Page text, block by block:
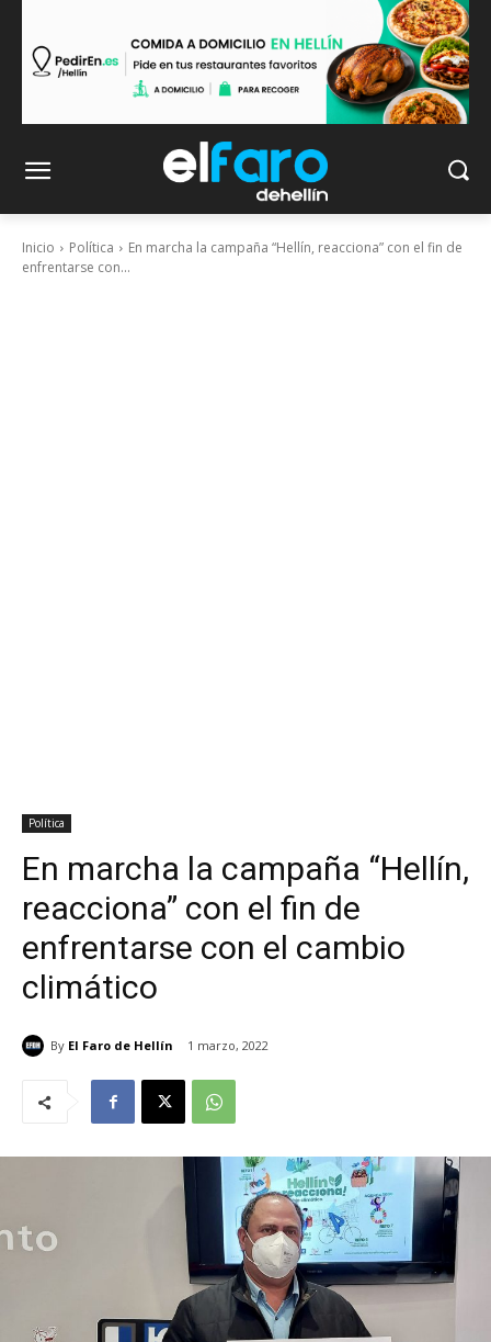
Inicio Política
En marcha la campaña “Hellín, reacciona” con el fin de
enfrentarse con...
Política
En marcha la campaña “Hellín,
reacciona” con el fin de
enfrentarse con el cambio
climático
By El Faro de Hellín 1 marzo, 2022